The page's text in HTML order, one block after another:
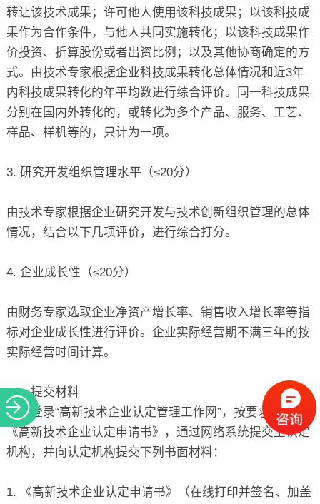
转让该技术成果；许可他人使用该科技成果；以该科技成
果作为合作条件，与他人共同实施转化；以该科技成果作
价投资、折算股份或者出资比例；以及其他协商确定的方
式。由技术专家根据企业科技成果转化总体情况和近3年
内科技成果转化的年平均数进行综合评价。同一科技成果
分别在国内外转化的，或转化为多个产品、服务、工艺、
样品、样机等的，只计为一项。
3. 研究开发组织管理水平（≤20分）
由技术专家根据企业研究开发与技术创新组织管理的总体
情况，结合以下几项评价，进行综合打分。
4. 企业成长性（≤20分）
由财务专家选取企业净资产增长率、销售收入增长率等指
标对企业成长性进行评价。企业实际经营期不满三年的按
实际经营时间计算。
二、提交材料
企业登录“高新技术企业认定管理工作网”，按要求填写
《高新技术企业认定申请书》，通过网络系统提交至认定
机构，并向认定机构提交下列书面材料：
1. 《高新技术企业认定申请书》（在线打印并签名、加盖